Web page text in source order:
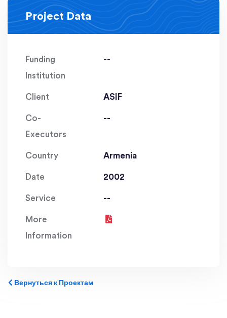
Project Data
Funding
Institution
--
Client ASIF
Co-
Executors
--
Country Armenia
Date 2002
Service --
More
Information
Вернуться к Проектам